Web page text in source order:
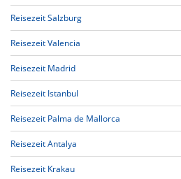
Reisezeit Salzburg
Reisezeit Valencia
Reisezeit Madrid
Reisezeit Istanbul
Reisezeit Palma de Mallorca
Reisezeit Antalya
Reisezeit Krakau